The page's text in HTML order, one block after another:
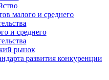
малого и среднего
и среднего
рынок
развития конкуренции